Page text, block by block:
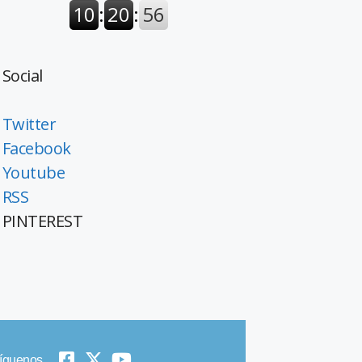
Social
Twitter
Facebook
Youtube
RSS
PINTEREST